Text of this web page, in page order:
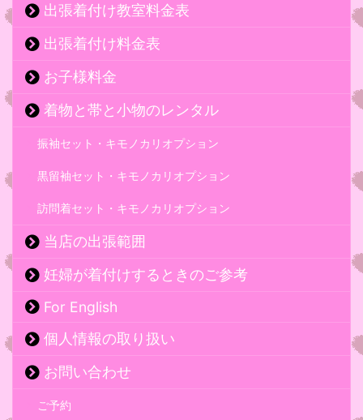
出張着付け教室料金表
出張着付け料金表
お子様料金
着物と帯と小物のレンタル
振袖セット・キモノカリオプション
黒留袖セット・キモノカリオプション
訪問着セット・キモノカリオプション
当店の出張範囲
妊婦が着付けするときのご参考
For English
個人情報の取り扱い
お問い合わせ
ご予約